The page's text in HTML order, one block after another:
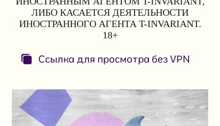
ЛИБО КАСАЕТСЯ ДЕЯТЕЛЬНОСТИ
ИНОСТРАННОГО АГЕНТА T-INVARIANT.
18+
Ссылка для просмотра без VPN